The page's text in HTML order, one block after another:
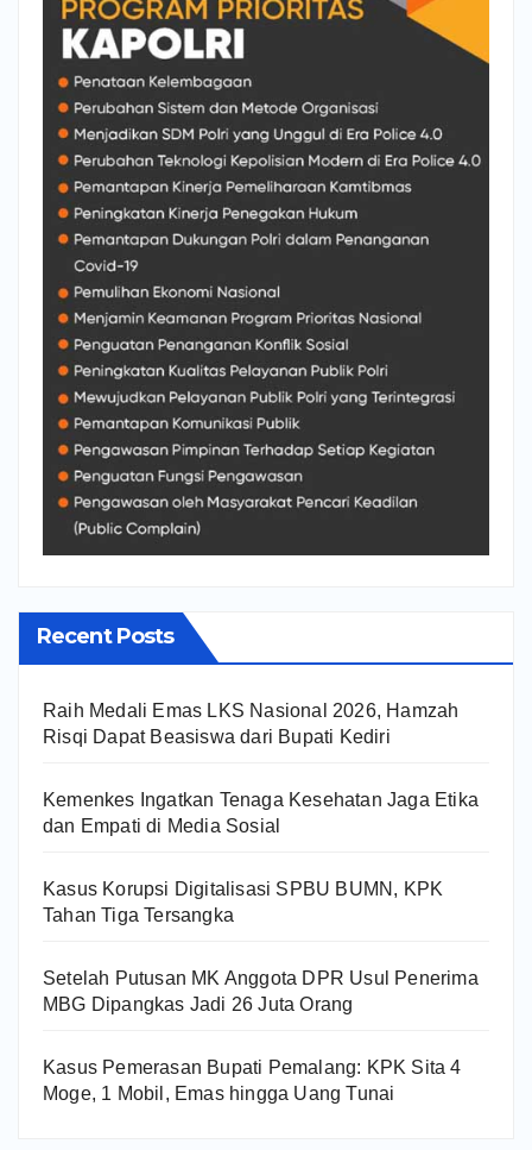
Recent Posts
Raih Medali Emas LKS Nasional 2026, Hamzah
Risqi Dapat Beasiswa dari Bupati Kediri
Kemenkes Ingatkan Tenaga Kesehatan Jaga Etika
dan Empati di Media Sosial
Kasus Korupsi Digitalisasi SPBU BUMN, KPK
Tahan Tiga Tersangka
Setelah Putusan MK Anggota DPR Usul Penerima
MBG Dipangkas Jadi 26 Juta Orang
Kasus Pemerasan Bupati Pemalang: KPK Sita 4
Moge, 1 Mobil, Emas hingga Uang Tunai